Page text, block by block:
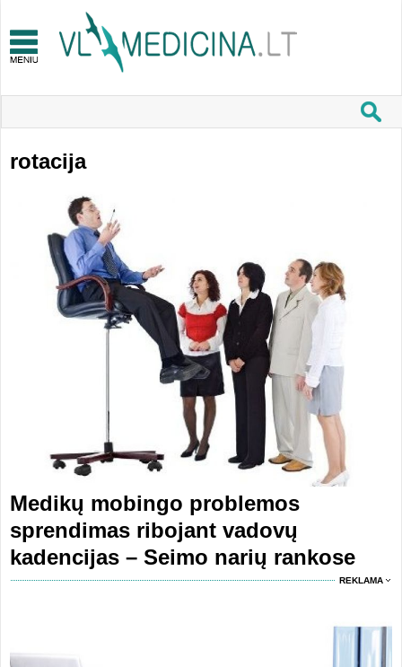
rotacija
Medikų mobingo problemos
sprendimas ribojant vadovų
kadencijas – Seimo narių rankose
REKLAMA